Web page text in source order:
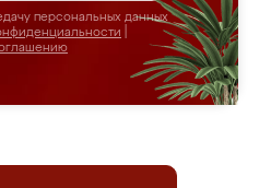
персональных данных